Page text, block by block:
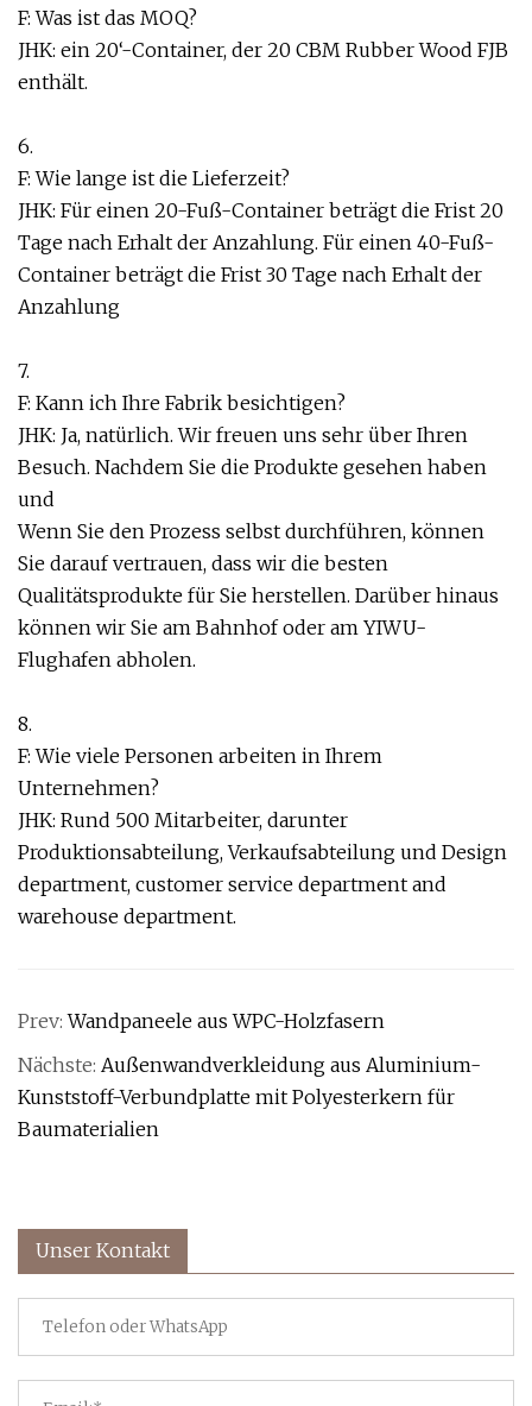
F: Was ist das MOQ?
JHK: ein 20‘-Container, der 20 CBM Rubber Wood FJB
enthält.
6.
F: Wie lange ist die Lieferzeit?
JHK: Für einen 20-Fuß-Container beträgt die Frist 20
Tage nach Erhalt der Anzahlung. Für einen 40-Fuß-
Container beträgt die Frist 30 Tage nach Erhalt der
Anzahlung
7.
F: Kann ich Ihre Fabrik besichtigen?
JHK: Ja, natürlich. Wir freuen uns sehr über Ihren
Besuch. Nachdem Sie die Produkte gesehen haben
und
Wenn Sie den Prozess selbst durchführen, können
Sie darauf vertrauen, dass wir die besten
Qualitätsprodukte für Sie herstellen. Darüber hinaus
können wir Sie am Bahnhof oder am YIWU-
Flughafen abholen.
8.
F: Wie viele Personen arbeiten in Ihrem
Unternehmen?
JHK: Rund 500 Mitarbeiter, darunter
Produktionsabteilung, Verkaufsabteilung und Design
department, customer service department and
warehouse department.
Prev:Wandpaneele aus WPC-Holzfasern
Nächste: Außenwandverkleidung aus Aluminium-
Kunststoff-Verbundplatte mit Polyesterkern für
Baumaterialien
Unser Kontakt